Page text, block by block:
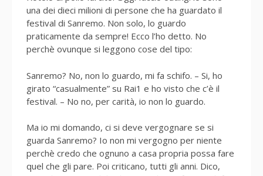
una dei dieci milioni di persone che ha guardato il
festival di Sanremo. Non solo, lo guardo
praticamente da sempre! Ecco l’ho detto. No
perchè ovunque si leggono cose del tipo:
Sanremo? No, non lo guardo, mi fa schifo. – Si, ho
girato “casualmente” su Rai1 e ho visto che c’è il
festival. – No no, per carità, io non lo guardo.
Ma io mi domando, ci si deve vergognare se si
guarda Sanremo? Io non mi vergogno per niente
perchè credo che ognuno a casa propria possa fare
quel che gli pare. Poi criticano, tutti gli anni. Dico,